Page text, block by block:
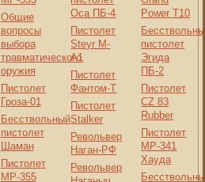
Общие
вопросы
выбора
травматического
оружия
Пистолет
Гроза-01
Бесствольный
пистолет
Шаман
Пистолет
МР-355
Оса ПБ-4
Пистолет
Steyr M-
A1
Пистолет
Фантом-Т
Пистолет
Stalker
Револьвер
Наган-РФ
Револьвер
Power T10
пистолет
Эгида
ПБ-2
Пистолет
CZ 83
Rubber
Пистолет
МР-341
Хауда